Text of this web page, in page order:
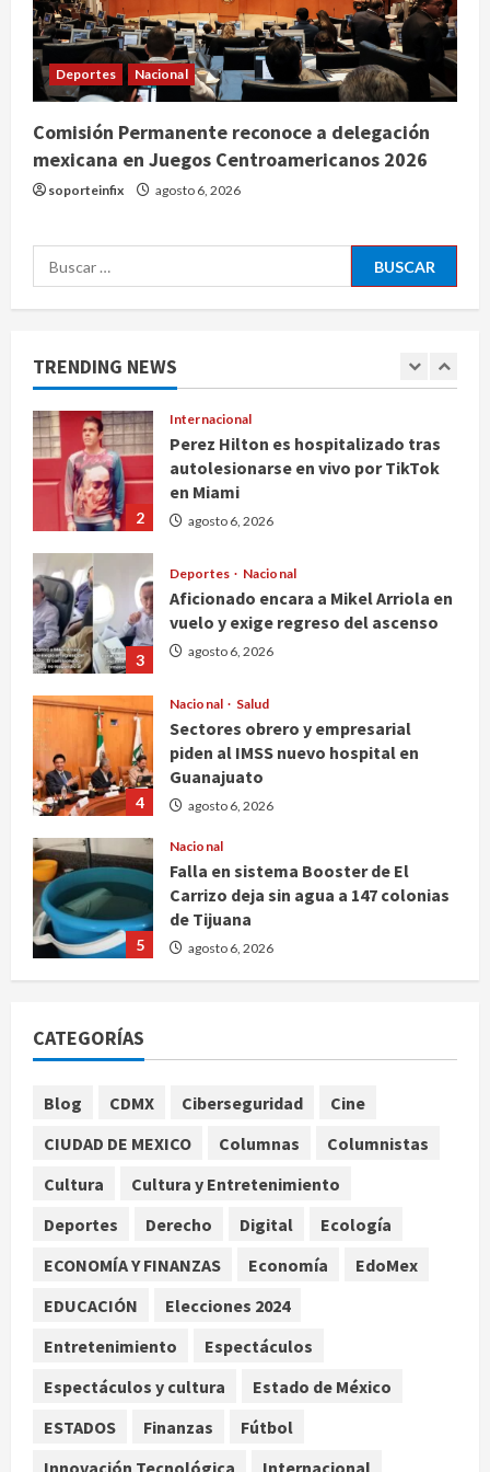
Deportes Nacional
Comisión Permanente reconoce a delegación
mexicana en Juegos Centroamericanos 2026
soporteinfix agosto 6, 2026
Buscar:
TRENDING NEWS
4
Sectores obrero y empresarial
piden al IMSS nuevo hospital en
Guanajuato
agosto 6, 2026
Nacional
Falla en sistema Booster de El
Carrizo deja sin agua a 147 colonias
1
2
Internacional
Perez Hilton es hospitalizado tras
autolesionarse en vivo por TikTok
en Miami
agosto 6, 2026
3
Deportes Nacional
Aficionado encara a Mikel Arriola en
vuelo y exige regreso del ascenso
agosto 6, 2026
4
Nacional Salud
Sectores obrero y empresarial
piden al IMSS nuevo hospital en
Guanajuato
agosto 6, 2026
5
Nacional
Falla en sistema Booster de El
Carrizo deja sin agua a 147 colonias
de Tijuana
agosto 6, 2026
pesos en CDMX
Perez Hilton es hospitalizado tras
autolesionarse en vivo por TikTok
agosto 6, 2026
Aficionado encara a Mikel Arriola en
vuelo y exige regreso del ascenso
Salud
Sectores obrero y empresarial
piden al IMSS nuevo hospital en
CATEGORÍAS
Blog CDMX Ciberseguridad
Cine
CIUDAD DE MEXICO
Columnas
Columnistas
Cultura
Cultura y Entretenimiento
Deportes
Derecho Digital
Ecología
ECONOMÍA Y FINANZAS
Economía
EdoMex
EDUCACIÓN
Elecciones 2024
Entretenimiento
Espectáculos
Espectáculos y cultura
Estado de México
ESTADOS
Finanzas
Fútbol
Innovación Tecnológica
Internacional